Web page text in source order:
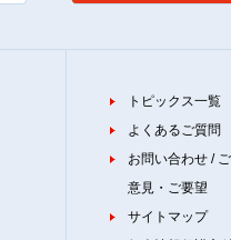
トピックス一覧
よくあるご質問
お問い合わせ / ご
意見・ご要望
サイトマップ